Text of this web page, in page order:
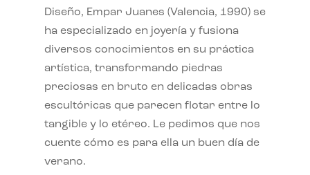
Diseño, Empar Juanes (Valencia, 1990) se
ha especializado en joyería y fusiona
diversos conocimientos en su práctica
artística, transformando piedras
preciosas en bruto en delicadas obras
escultóricas que parecen flotar entre lo
tangible y lo etéreo. Le pedimos que nos
cuente cómo es para ella un buen día de
verano.